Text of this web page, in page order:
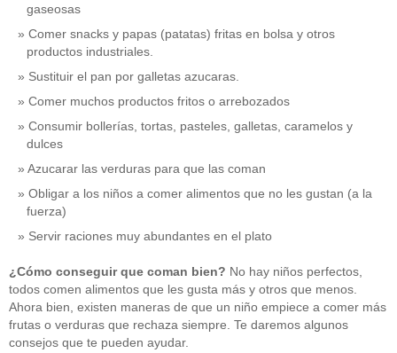
gaseosas
Comer snacks y papas (patatas) fritas en bolsa y otros
productos industriales.
Sustituir el pan por galletas azucaras.
Comer muchos productos fritos o arrebozados
Consumir bollerías, tortas, pasteles, galletas, caramelos y
dulces
Azucarar las verduras para que las coman
Obligar a los niños a comer alimentos que no les gustan (a la
fuerza)
Servir raciones muy abundantes en el plato
¿Cómo conseguir que coman bien? No hay niños perfectos,
todos comen alimentos que les gusta más y otros que menos.
Ahora bien, existen maneras de que un niño empiece a comer más
frutas o verduras que rechaza siempre. Te daremos algunos
consejos que te pueden ayudar.